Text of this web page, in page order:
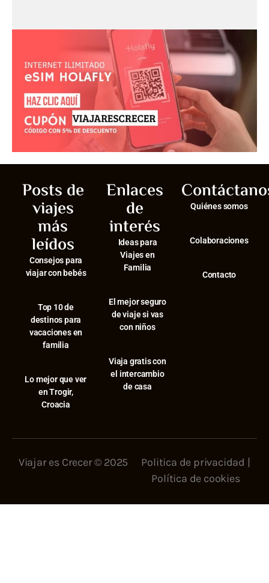
Posts de
viajes
más
leídos
Consejos para
viajar con bebés
⁠Top 10 de
destinos para
vacaciones en
familia
⁠Lo mejor que ver
en Trogir,
Croacia
Enlaces
de
interés
Ideas para
Viajes en
Familia
El mejor seguro
de viaje si vas
con niños
Viaja gratis con
el intercambio
de casa
Quiénes somos
Colaboraciones
Contacto
Viajar es Crecer © 2025 Politica de privacidad |
Política de cookies